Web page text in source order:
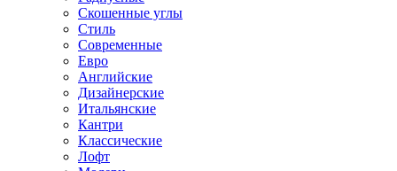
Скошенные углы
Стиль
Современные
Евро
Английские
Дизайнерские
Итальянские
Кантри
Классические
Лофт